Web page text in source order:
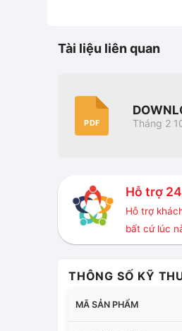
Tài liệu liên quan
PDF Tháng 2
Hỗ trợ
Hỗ trợ
bất cứ lúc
THÔNG SỐ KỸ
MÃ SẢN PHẨM